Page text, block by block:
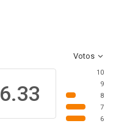
Votos
6.33
10
9
8
7
6